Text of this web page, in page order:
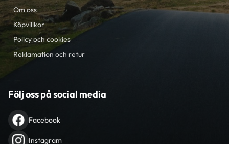
Om oss
Köpvillkor
Policy och cookies
Reklamation och retur
Följ oss på social media
Facebook
Instagram